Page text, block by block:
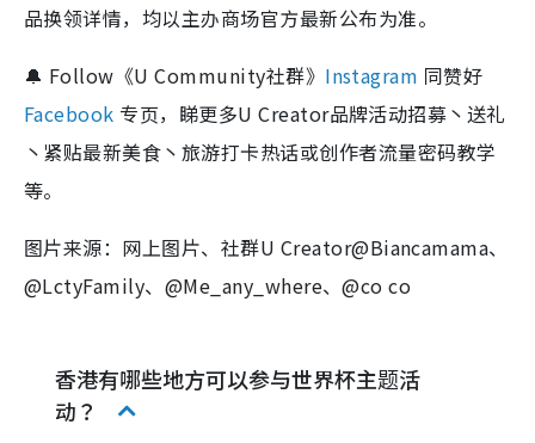
品换领详情，均以主办商场官方最新公布为准。
🔔 Follow《U Community社群》 Instagram 同赞好
Facebook 专页，睇更多U Creator品牌活动招募丶送礼
丶紧贴最新美食丶旅游打卡热话或创作者流量密码教学
等。
图片来源：网上图片、社群U Creator@Biancamama、
@LctyFamily、@Me_any_where、@co co
香港有哪些地方可以参与世界杯主题活
动？